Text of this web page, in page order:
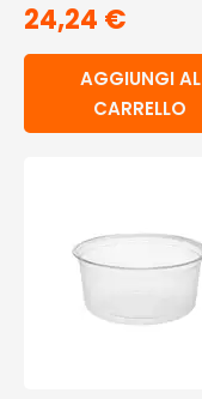
24,24 €
AGGIUNGI AL
CARRELLO